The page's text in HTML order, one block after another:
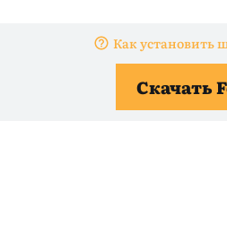
Как установить
Скачать